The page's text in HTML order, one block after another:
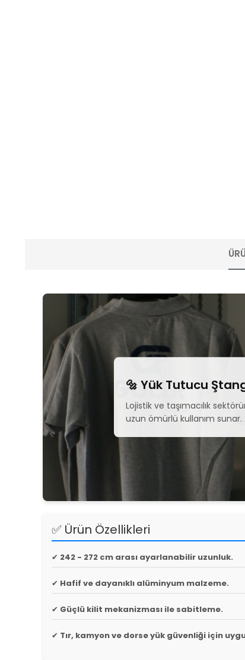
🔩 Yük Tutucu
Lojistik ve taşımacılık
uzun ömürlü kullanım
✅ Ürün Özellikleri
✔ 242 - 272 cm arası ayarlanabilir uzunluk.
✔ Hafif ve dayanıklı alüminyum malzeme.
✔ Güçlü kilit mekanizması ile sabitleme.
✔ Tır, kamyon ve dorse yük güvenliği için